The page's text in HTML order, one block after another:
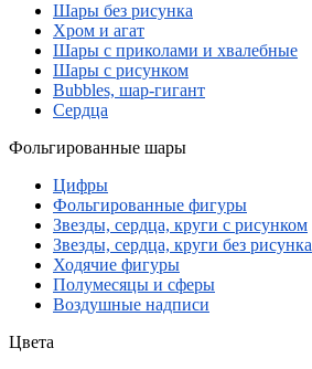
Шары без рисунка
Хром и агат
Шары с приколами и хвалебные
Шары с рисунком
Bubbles, шар-гигант
Сердца
Фольгированные шары
Цифры
Фольгированные фигуры
Звезды, сердца, круги с рисунком
Звезды, сердца, круги без рисунка
Ходячие фигуры
Полумесяцы и сферы
Воздушные надписи
Цвета